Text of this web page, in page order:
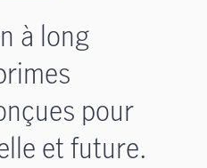
à long
pour
et future.